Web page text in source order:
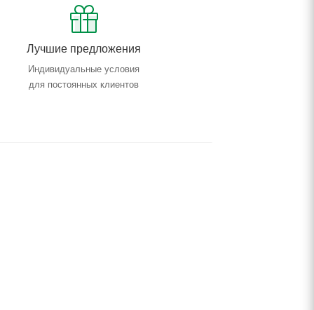
Лучшие предложения
Индивидуальные условия
для постоянных клиентов